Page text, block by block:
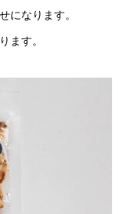
になります。
ます。